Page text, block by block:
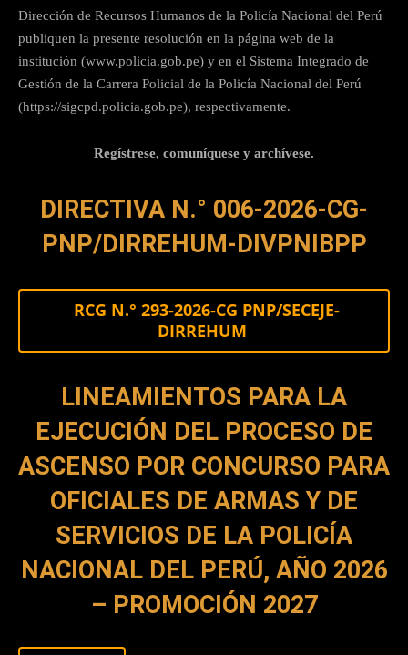
Dirección de Recursos Humanos de la Policía Nacional del Perú
publiquen la presente resolución en la página web de la
institución (www.policia.gob.pe) y en el Sistema Integrado de
Gestión de la Carrera Policial de la Policía Nacional del Perú
(https://sigcpd.policia.gob.pe), respectivamente.
Regístrese, comuníquese y archívese.
DIRECTIVA N.° 006-2026-CG-
PNP/DIRREHUM-DIVPNIBPP
RCG N.° 293-2026-CG PNP/SECEJE-
DIRREHUM
LINEAMIENTOS PARA LA
EJECUCIÓN DEL PROCESO DE
ASCENSO POR CONCURSO PARA
OFICIALES DE ARMAS Y DE
SERVICIOS DE LA POLICÍA
NACIONAL DEL PERÚ, AÑO 2026
– PROMOCIÓN 2027